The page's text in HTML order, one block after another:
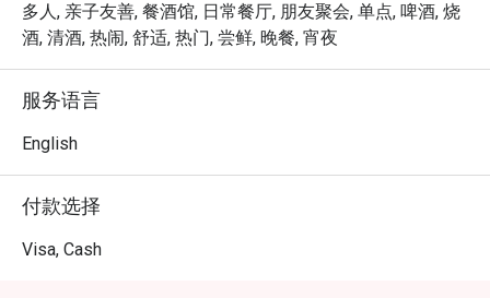
多人, 亲子友善, 餐酒馆, 日常餐厅, 朋友聚会, 单点, 啤酒, 烧
酒, 清酒, 热闹, 舒适, 热门, 尝鲜, 晚餐, 宵夜
服务语言
English
付款选择
Visa, Cash